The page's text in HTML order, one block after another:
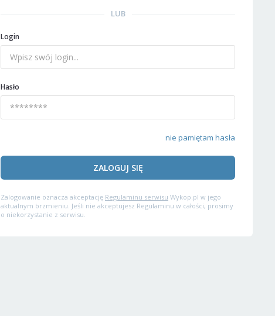
LUB
Login
Hasło
nie pamiętam hasła
ZALOGUJ SIĘ
Zalogowanie oznacza akceptację Regulaminu serwisu Wykop.pl w jego
aktualnym brzmieniu. Jeśli nie akceptujesz Regulaminu w całości, prosimy
o niekorzystanie z serwisu.